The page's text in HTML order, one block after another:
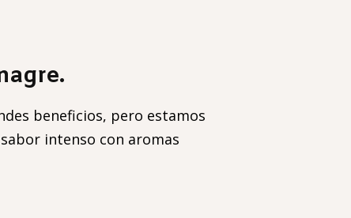
beneficios, pero estamos
intenso con aromas